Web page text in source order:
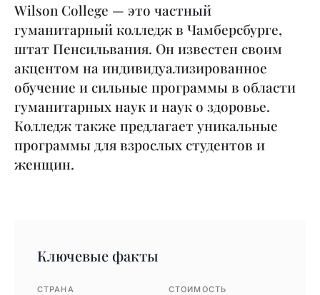
Wilson College — это частный
гуманитарный колледж в Чамберсбурге,
штат Пенсильвания. Он известен своим
акцентом на индивидуализированное
обучение и сильные программы в области
гуманитарных наук и наук о здоровье.
Колледж также предлагает уникальные
программы для взрослых студентов и
женщин.
Ключевые факты
СТРАНА СТОИМОСТЬ